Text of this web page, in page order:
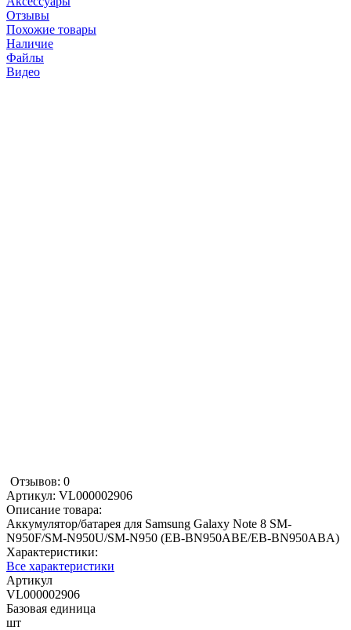
Отзывы
Похожие товары
Наличие
Файлы
Видео
Отзывов: 0
Артикул: VL000002906
Описание товара:
Аккумулятор/батарея для Samsung Galaxy Note 8 SM-
N950F/SM-N950U/SM-N950 (EB-BN950ABE/EB-BN950ABA)
Характеристики:
Все характеристики
Артикул
VL000002906
Базовая единица
шт